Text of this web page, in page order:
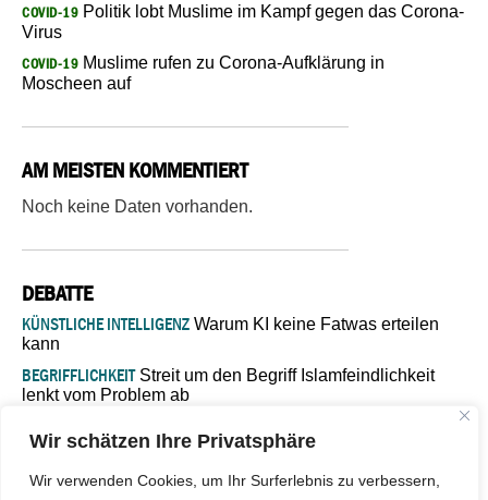
Wir schätzen Ihre Privatsphäre
Wir verwenden Cookies, um Ihr Surferlebnis zu verbessern,
COVID-19 Politik lobt Muslime im Kampf gegen das Corona-
Virus
COVID-19 Muslime rufen zu Corona-Aufklärung in
Moscheen auf
AM MEISTEN KOMMENTIERT
Noch keine Daten vorhanden.
DEBATTE
KÜNSTLICHE INTELLIGENZ Warum KI keine Fatwas erteilen
kann
BEGRIFFLICHKEITStreit um den Begriff Islamfeindlichkeit
lenkt vom Problem ab
Verantwortung bleibt“
ISLAMISCHE FAKULTÄT IN MÜNSTEREine kritische Schwelle für